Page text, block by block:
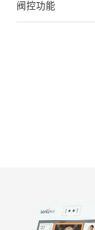
阀控功能